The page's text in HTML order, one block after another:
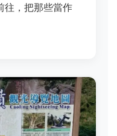
往，把那些當作